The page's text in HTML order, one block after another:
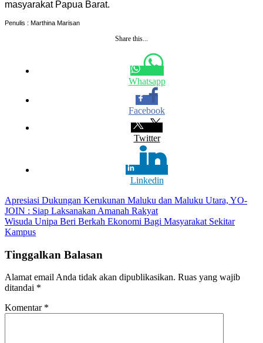
masyarakat Papua Barat.
Penulis : Marthina Marisan
Share this...
Whatsapp
Facebook
Twitter
Linkedin
Navigasi
pos
Apresiasi Dukungan Kerukunan Maluku dan Maluku Utara, YO-
JOIN : Siap Laksanakan Amanah Rakyat
Wisuda Unipa Beri Berkah Ekonomi Bagi Masyarakat Sekitar
Kampus
Tinggalkan Balasan
Alamat email Anda tidak akan dipublikasikan. Ruas yang wajib
ditandai *
Komentar *